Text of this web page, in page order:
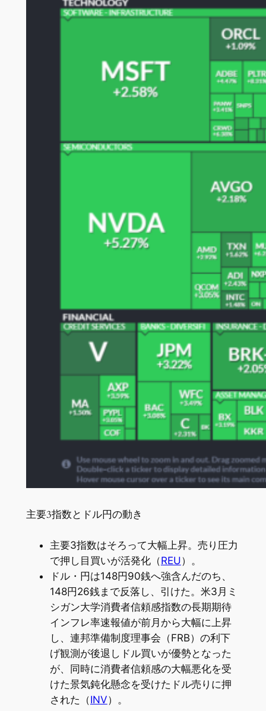
主要3指数とドル円の動き
主要3指数はそろって大幅上昇。売り圧力
で押し目買いが活発化（REU）。
ドル・円は148円90銭へ強含んだのち、
148円26銭まで反落し、引けた。米3月ミ
シガン大学消費者信頼感指数の長期期待
インフレ率速報値が前月から大幅に上昇
し、連邦準備制度理事会（FRB）の利下
げ観測が後退しドル買いが優勢となった
が、同時に消費者信頼感の大幅悪化を受
けた景気鈍化懸念を受けたドル売りに押
された（INV）。